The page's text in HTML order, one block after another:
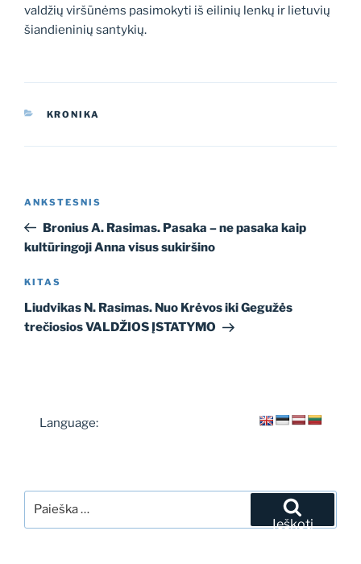
valdžių viršūnėms pasimokyti iš eilinių lenkų ir lietuvių
šiandieninių santykių.
KATEGORIJOS
KRONIKA
įrašų
Ankstesnis
įrašas
ANKSTESNIS
Bronius A. Rasimas. Pasaka – ne pasaka kaip
kultūringoji Anna visus sukiršino
Kitas
įrašas
KITAS
Liudvikas N. Rasimas. Nuo Krėvos iki Gegužės
trečiosios VALDŽIOS ĮSTATYMO
Language:
Ieškoti